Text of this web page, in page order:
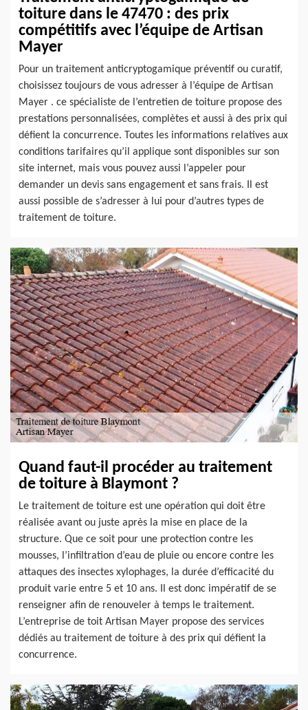
toiture dans le 47470 : des prix
compétitifs avec l’équipe de Artisan
Mayer
Pour un traitement anticryptogamique préventif ou curatif,
choisissez toujours de vous adresser à l’équipe de Artisan
Mayer . ce spécialiste de l’entretien de toiture propose des
prestations personnalisées, complètes et aussi à des prix qui
défient la concurrence. Toutes les informations relatives aux
conditions tarifaires qu’il applique sont disponibles sur son
site internet, mais vous pouvez aussi l’appeler pour
demander un devis sans engagement et sans frais. Il est
aussi possible de s’adresser à lui pour d’autres types de
traitement de toiture.
Quand faut-il procéder au traitement
de toiture à Blaymont ?
Le traitement de toiture est une opération qui doit être
réalisée avant ou juste après la mise en place de la
structure. Que ce soit pour une protection contre les
mousses, l’infiltration d’eau de pluie ou encore contre les
attaques des insectes xylophages, la durée d’efficacité du
produit varie entre 5 et 10 ans. Il est donc impératif de se
renseigner afin de renouveler à temps le traitement.
L’entreprise de toit Artisan Mayer propose des services
dédiés au traitement de toiture à des prix qui défient la
concurrence.